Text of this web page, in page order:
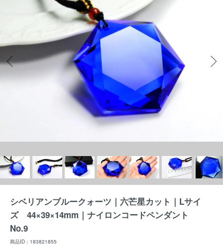
シベリアンブルークォーツ｜六芒星カット｜Lサイ
ズ 44×39×14mm｜ナイロンコードペンダント
No.9
商品ID：183821855